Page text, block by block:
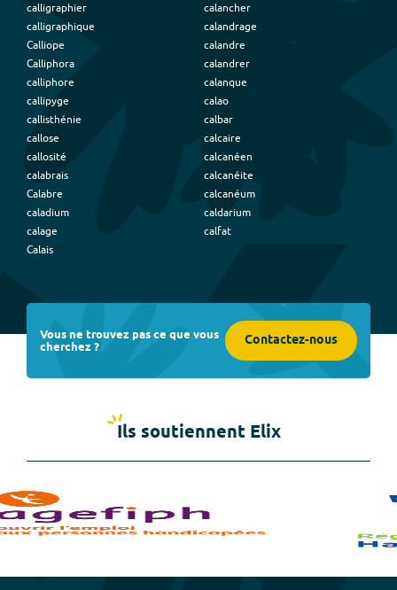
calligraphier
calligraphique
Calliope
Calliphora
calliphore
callipyge
callisthénie
callose
callosité
calabrais
Calabre
caladium
calage
Calais
calancher
calandrage
calandre
calandrer
calanque
calao
calbar
calcaire
calcanéen
calcanéite
calcanéum
caldarium
calfat
Vous ne trouvez pas ce que vous
cherchez ? Contactez-nous
Ils soutiennent Elix